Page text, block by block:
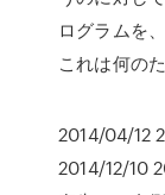
ログラムを
これは何の
2014/04/12
2014/12/10